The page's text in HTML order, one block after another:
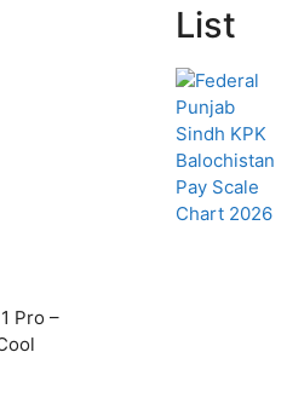
Pro –
List